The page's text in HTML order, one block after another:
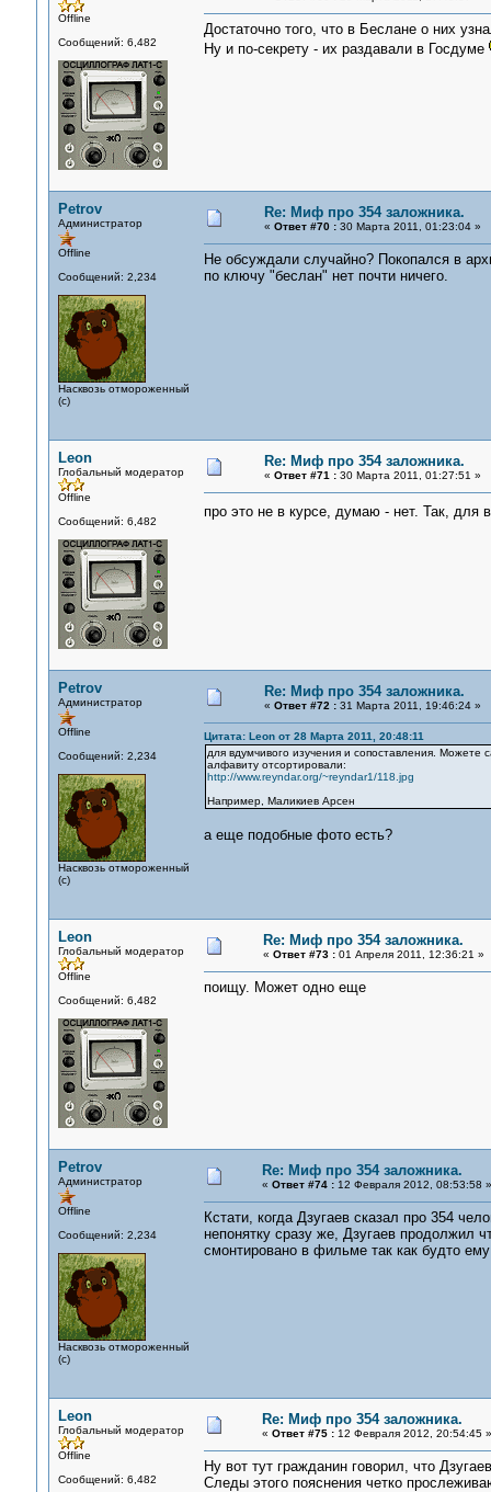
Offline
Сообщений: 6,482
Достаточно того, что в Беслане о них
Ну и по-секрету - их раздавали в Госдуме
Petrov
Администратор
Offline
Сообщений: 2,234
Насквозь отмороженный
(с)
Re: Миф про 354 заложника.
« Ответ #70 :30 Марта 2011, 01:23:04 »
Не обсуждали случайно? Покопался в
по ключу "беслан" нет почти ничего.
Leon
Глобальный модератор
Offline
Сообщений: 6,482
Re: Миф про 354 заложника.
« Ответ #71 :30 Марта 2011, 01:27:51 »
про это не в курсе, думаю - нет. Так, для
Petrov
Администратор
Offline
Сообщений: 2,234
Насквозь отмороженный
(с)
Re: Миф про 354 заложника.
« Ответ #72 :31 Марта 2011, 19:46:24 »
Цитата: Leon от 28 Марта 2011, 20:48:11
для вдумчивого изучения и сопоставления. Можете
алфавиту отсортировали:
http://www.reyndar.org/~reyndar1/118.jpg
Например, Маликиев Арсен
а еще подобные фото есть?
Leon
Глобальный модератор
Offline
Сообщений: 6,482
Re: Миф про 354 заложника.
« Ответ #73 :01 Апреля 2011, 12:36:21 »
поищу. Может одно еще
Petrov
Администратор
Offline
Сообщений: 2,234
Насквозь отмороженный
(с)
Re: Миф про 354 заложника.
« Ответ #74 :12 Февраля 2012, 08:53:58 »
Кстати, когда Дзугаев сказал про 354
непонятку сразу же, Дзугаев продолжил
смонтировано в фильме так как будто
Leon
Глобальный модератор
Offline
Сообщений: 6,482
Re: Миф про 354 заложника.
« Ответ #75 :12 Февраля 2012, 20:54:45 »
Ну вот тут гражданин говорил, что
Следы этого пояснения четко